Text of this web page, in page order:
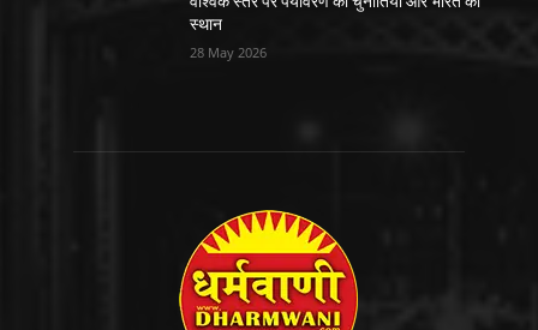
स्थान
28 May 2026